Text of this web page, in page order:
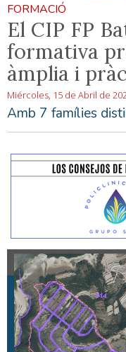
FORMACIÓ
El CIP FP
formativa
àmplia i
Miércoles, 15 de Abril de
Amb 7 famílies